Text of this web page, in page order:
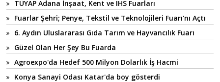
TÜYAP Adana İnşaat, Kent ve IHS Fuarları
Fuarlar Şehri; Penye, Tekstil ve Teknolojileri Fuarı'nı Açtı
6. Aydın Uluslararası Gıda Tarım ve Hayvancılık Fuarı
Güzel Olan Her Şey Bu Fuarda
Agroexpo'da Hedef 500 Milyon Dolarlık İş Hacmi
Konya Sanayi Odası Katar'da boy gösterdi